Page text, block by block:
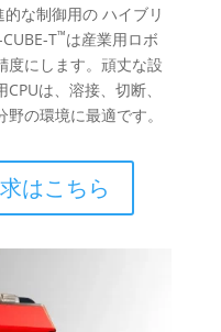
な制御用の ハイブリ
T™は産業用ロボ
度にします。頑丈な設
は、溶接、切断、
の環境に最適です。
はこちら